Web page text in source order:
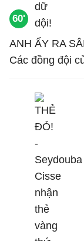
60'
ANH ẤY RA
Các đồng đội